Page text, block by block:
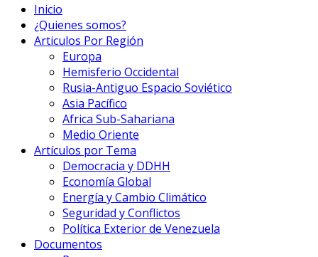
Inicio
¿Quienes somos?
Articulos Por Región
Europa
Hemisferio Occidental
Rusia-Antiguo Espacio Soviético
Asia Pacífico
Africa Sub-Sahariana
Medio Oriente
Artículos por Tema
Democracia y DDHH
Economía Global
Energía y Cambio Climático
Seguridad y Conflictos
Política Exterior de Venezuela
Documentos